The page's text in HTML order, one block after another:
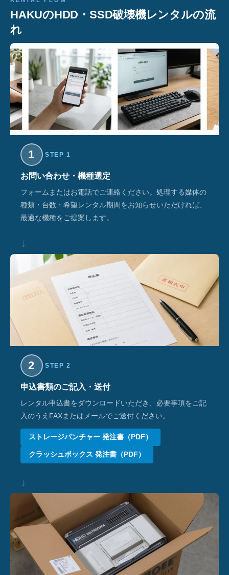
HAKUのHDD・SSD破壊機レンタルの流
れ
1 STEP 1
お問い合わせ・機種選定
フォームまたはお電話でご連絡ください。処理する媒体の
種類・台数・希望レンタル期間をお知らせいただければ、
最適な機種をご提案します。
↓
2 STEP 2
申込書類のご記入・送付
レンタル申込書をダウンロードいただき、必要事項をご記
入のうえFAXまたはメールでご送付ください。
ストレージパンチャー 発注書（PDF）
クラッシュボックス 発注書（PDF）
↓